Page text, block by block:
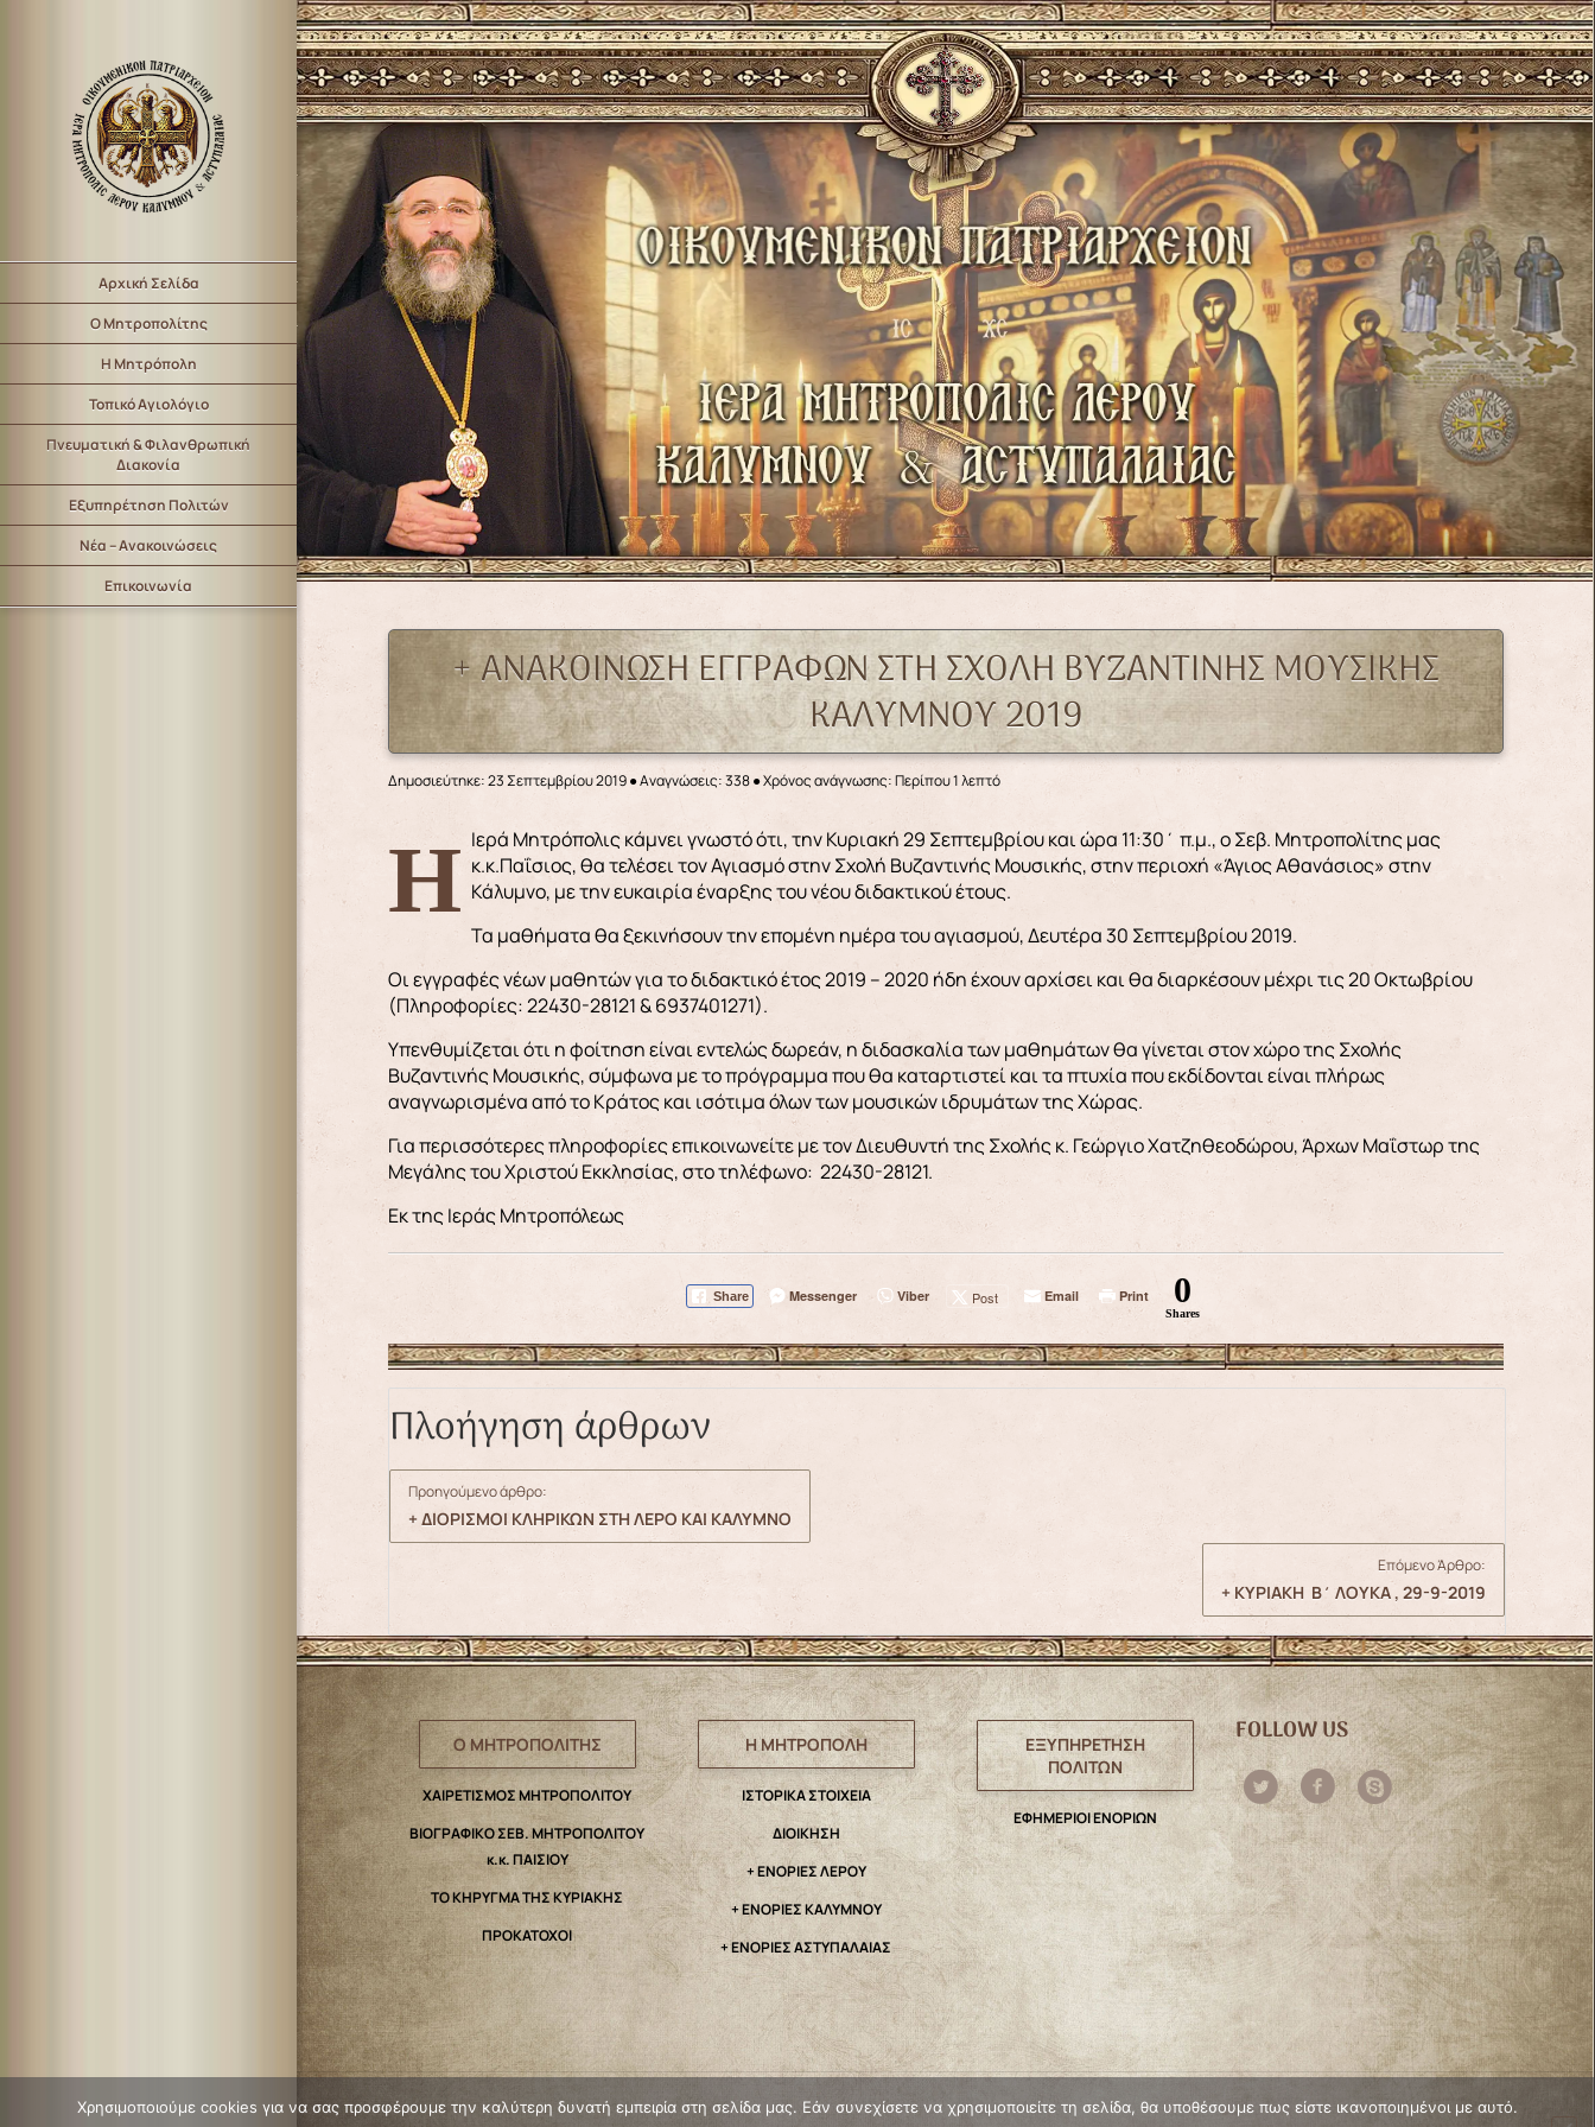
Αρχική Σελίδα
Ο Μητροπολίτης
Η Μητρόπολη
Τοπικό Αγιολόγιο
Πνευματική & Φιλανθρωπική
Διακονία
Εξυπηρέτηση Πολιτών
Νέα – Ανακοινώσεις
Επικοινωνία
+ ΑΝΑΚΟΙΝΩΣΗ ΕΓΓΡΑΦΩΝ ΣΤΗ ΣΧΟΛΗ ΒΥΖΑΝΤΙΝΗΣ ΜΟΥΣΙΚΗΣ
ΚΑΛΥΜΝΟΥ 2019
Δημοσιεύτηκε: 23 Σεπτεμβρίου 2019●Αναγνώσεις: 338● Χρόνος ανάγνωσης: Περίπου 1 λεπτό
Η Ιερά Μητρόπολις κάμνει γνωστό ότι, την Κυριακή 29 Σεπτεμβρίου και ώρα 11:30΄ π.μ., ο Σεβ. Μητροπολίτης μας κ.κ.Παΐσιος, θα τελέσει τον Αγιασμό στην Σχολή Βυζαντινής Μουσικής, στην περιοχή «Άγιος Αθανάσιος» στην
Κάλυμνο, με την ευκαιρία έναρξης του νέου διδακτικού έτους.
Τα μαθήματα θα ξεκινήσουν την επομένη ημέρα του αγιασμού, Δευτέρα 30 Σεπτεμβρίου 2019.
Οι εγγραφές νέων μαθητών για το διδακτικό έτος 2019 – 2020 ήδη έχουν αρχίσει και θα διαρκέσουν μέχρι τις 20 Οκτωβρίου
(Πληροφορίες: 22430-28121 & 6937401271).
Υπενθυμίζεται ότι η φοίτηση είναι εντελώς δωρεάν, η διδασκαλία των μαθημάτων θα γίνεται στον χώρο της Σχολής
Βυζαντινής Μουσικής, σύμφωνα με το πρόγραμμα που θα καταρτιστεί και τα πτυχία που εκδίδονται είναι πλήρως
αναγνωρισμένα από το Κράτος και ισότιμα όλων των μουσικών ιδρυμάτων της Χώρας.
Για περισσότερες πληροφορίες επικοινωνείτε με τον Διευθυντή της Σχολής κ. Γεώργιο Χατζηθεοδώρου, Άρχων Μαΐστωρ της
Μεγάλης του Χριστού Εκκλησίας, στο τηλέφωνο: 22430-28121.
Εκ της Ιεράς Μητροπόλεως
Share Messenger Viber Post Email Print 0
Shares
Πλοήγηση άρθρων
Προηγούμενο άρθρο:
+ ΔΙΟΡΙΣΜΟΙ ΚΛΗΡΙΚΩΝ ΣΤΗ ΛΕΡΟ ΚΑΙ ΚΑΛΥΜΝΟ
Επόμενο Άρθρο:
+ ΚΥΡΙΑΚΗ Β΄ ΛΟΥΚΑ , 29-9-2019
Ο ΜΗΤΡΟΠΟΛΙΤΗΣ
ΧΑΙΡΕΤΙΣΜΟΣ ΜΗΤΡΟΠΟΛΙΤΟΥ
ΒΙΟΓΡΑΦΙΚΟ ΣΕΒ. ΜΗΤΡΟΠΟΛΙΤΟΥ
κ.κ. ΠΑΙΣΙΟΥ
ΤΟ ΚΗΡΥΓΜΑ ΤΗΣ ΚΥΡΙΑΚΗΣ
ΠΡΟΚΑΤΟΧΟΙ
Η ΜΗΤΡΟΠΟΛΗ
IΣΤΟΡΙΚΑ ΣΤΟΙΧΕΙΑ
ΔΙΟΙΚΗΣΗ
+ ΕΝΟΡΙΕΣ ΛΕΡΟΥ
+ ΕΝΟΡΙΕΣ ΚΑΛΥΜΝΟΥ
+ ΕΝΟΡΙΕΣ ΑΣΤΥΠΑΛΑΙΑΣ
ΕΞΥΠΗΡΕΤΗΣΗ
ΠΟΛΙΤΩΝ
ΕΦΗΜΕΡΙΟΙ ΕΝΟΡΙΩΝ
FOLLOW US
Χρησιμοποιούμε cookies για να σας προσφέρουμε την καλύτερη δυνατή εμπειρία στη σελίδα μας. Εάν συνεχίσετε να χρησιμοποιείτε τη σελίδα, θα υποθέσουμε πως είστε ικανοποιημένοι με αυτό.